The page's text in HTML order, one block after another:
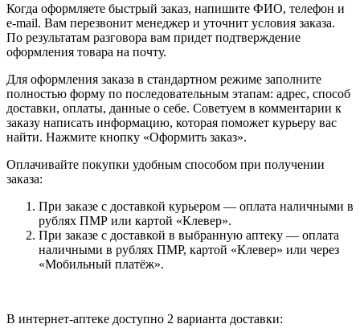
Когда оформляете быстрый заказ, напишите ФИО, телефон и
e-mail. Вам перезвонит менеджер и уточнит условия заказа.
По результатам разговора вам придет подтверждение
оформления товара на почту.
Для оформления заказа в стандартном режиме заполните
полностью форму по последовательным этапам: адрес, способ
доставки, оплаты, данные о себе. Советуем в комментарии к
заказу написать информацию, которая поможет курьеру вас
найти. Нажмите кнопку «Оформить заказ».
Оплачивайте покупки удобным способом при получении
заказа:
При заказе с доставкой курьером — оплата наличными в
рублях ПМР или картой «Клевер».
При заказе с доставкой в выбранную аптеку — оплата
наличными в рублях ПМР, картой «Клевер» или через
«Мобильный платёж».
В интернет-аптеке доступно 2 варианта доставки: